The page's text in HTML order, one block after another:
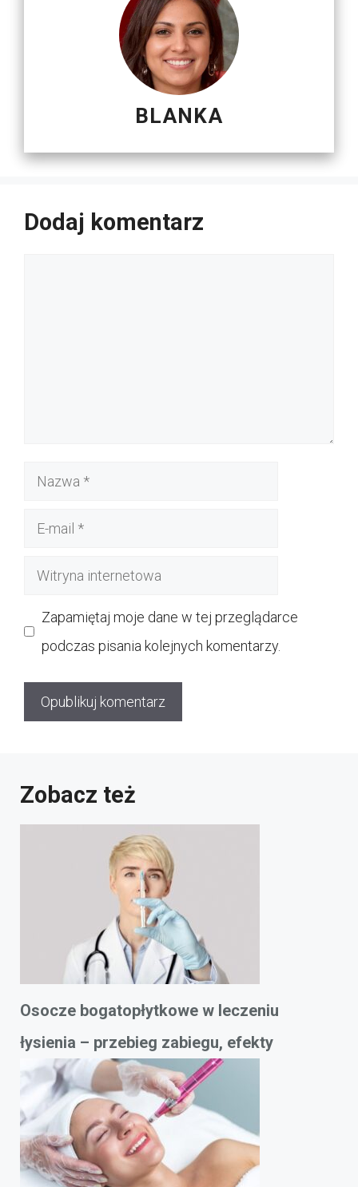
BLANKA
Dodaj komentarz
Nazwa
Witryna
Zapamiętaj moje dane w tej przeglądarce
podczas pisania kolejnych komentarzy.
Zobacz też
Osocze bogatopłytkowe w leczeniu
łysienia – przebieg zabiegu, efekty